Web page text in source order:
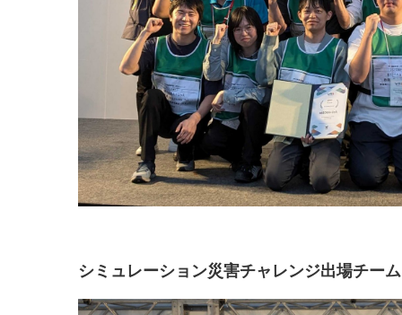
シミュレーション災害チャレンジ出場チー